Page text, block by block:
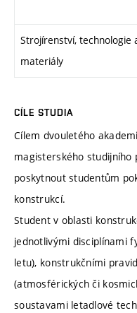
Strojírenství, technologie
materiály
CÍLE STUDIA
Cílem dvouletého
magisterského studijního
poskytnout studentům
konstrukcí.
Student v oblasti
jednotlivými disciplínami
letu), konstrukčními
(atmosférických či
soustavami letadlové